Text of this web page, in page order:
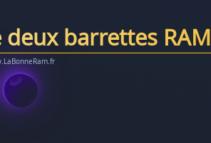
barrettes RAM